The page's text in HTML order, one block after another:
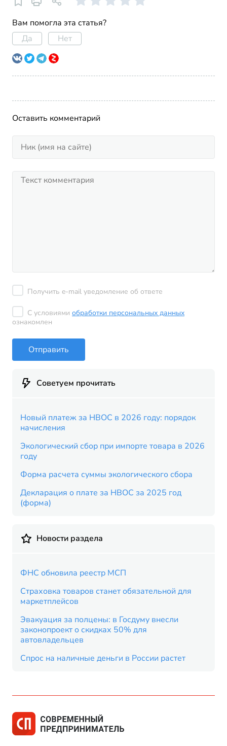
Вам помогла эта статья?
Да
Нет
Оставить комментарий
Получить e-mail уведомление об ответе
С условиями обработки персональных данных
ознакомлен
Отправить
Советуем прочитать
Новый платеж за НВОС в 2026 году: порядок
начисления
Экологический сбор при импорте товара в 2026
году
Форма расчета суммы экологического сбора
Декларация о плате за НВОС за 2025 год
(форма)
Новости раздела
ФНС обновила реестр МСП
Страховка товаров станет обязательной для
маркетплейсов
Эвакуация за полцены: в Госдуму внесли
законопроект о скидках 50% для
автовладельцев
Спрос на наличные деньги в России растет